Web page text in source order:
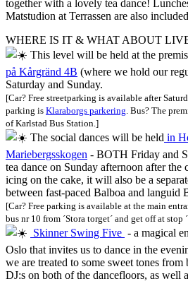
together with a lovely tea dance!
Matstudion at Terrassen are also
WHERE IS IT & WHAT ABOUT
This level will be held at the
på Kårgränd 4B (where we hold our
Saturday and Sunday.
[Car? Free streetparking is available after
parking is Klaraborgs parkering . Bus? The
of Karlstad Bus Station.]
The social dances will be held in
Mariebergsskogen - BOTH Friday and
tea dance on Sunday afternoon after the
icing on the cake, it will also be a
between fast-paced Balboa and languid
[Car? Free parking is available at the main
bus nr 10 from ´Stora torget´ and get off at stop
Skinner Swing Five - a magical
Oslo that invites us to dance in the
we are treated to some sweet tones
DJ:s on both of the dancefloors, as well